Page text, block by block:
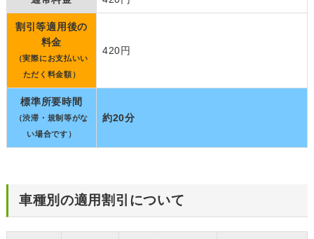
割引等適用後の
料金
（実際にお支払いい
ただく料金額）
420円
標準所要時間
（渋滞・規制等がな
い場合です）
約20分
車種別の適用割引について